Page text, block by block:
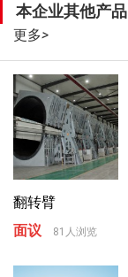
本企业其他产品
更多>
翻转臂
面议
81人浏览